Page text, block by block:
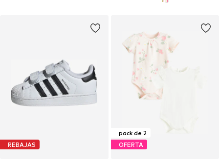
REBAJAS
pack de 2
OFERTA